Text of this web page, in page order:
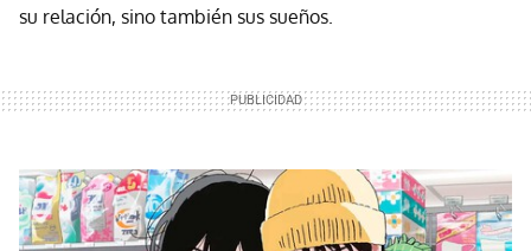
su relación, sino también sus sueños.